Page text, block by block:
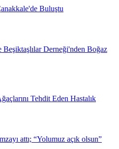
Buluştu
Beşiktaşlılar Derneği'nden Boğaz
Tehdit Eden Hastalık
attı; “Yolumuz açık olsun”